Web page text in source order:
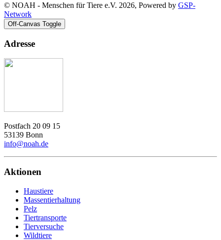
© NOAH - Menschen für Tiere e.V. 2026, Powered by GSP-
Network
Off-Canvas Toggle
Adresse
Postfach 20 09 15
53139 Bonn
info@noah.de
Aktionen
Haustiere
Massentierhaltung
Pelz
Tiertransporte
Tierversuche
Wildtiere